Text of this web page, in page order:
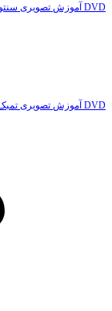
DVD آموزش تصویری سنتور
DVD آموزش تصویری تمبک